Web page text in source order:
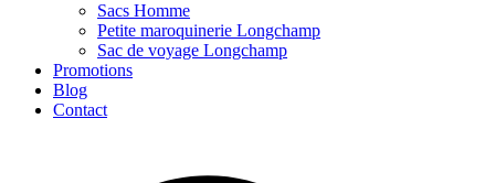
Sacs Homme
Petite maroquinerie Longchamp
Sac de voyage Longchamp
Promotions
Blog
Contact